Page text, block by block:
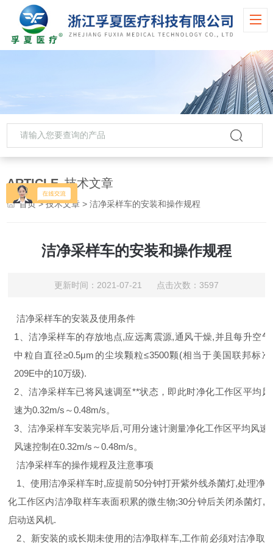
ARTICLE 技术文章
首页>技术文章 > 洁净采样车的安装和操作规程
洁净采样车的安装和操作规程
更新时间：2021-07-21 点击次数：3597
洁净采样车的安装及使用条件
1、洁净采样车的存放地点,应远离震源,通风干燥,并且每升空气
中粒自直径≥0.5μm 的尘埃颗粒≤3500颗(相当于美国联邦标准
209E中的10万级).
2、洁净采样车已将风速调至**状态，即此时净化工作区平均风
速为0.32m/s ～0.48m/s。
3、洁净采样车安装完毕后,可用分速计测量净化工作区平均风速
风速控制在0.32m/s ～0.48m/s。
洁净采样车的操作规程及注意事项
1
、使用洁净采样车时,应提前50分钟打开紫外线杀菌灯,处理净
化工作区内洁净取样车表面积累的微生物;30分钟后关闭杀菌灯,
启动送风机.
2 、新安装的或长期未使用的洁净取样车,工作前必须对洁净取